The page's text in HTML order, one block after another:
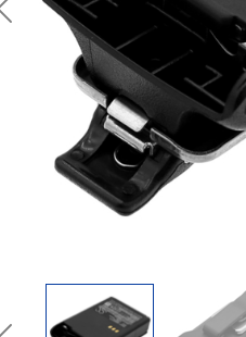
Previous